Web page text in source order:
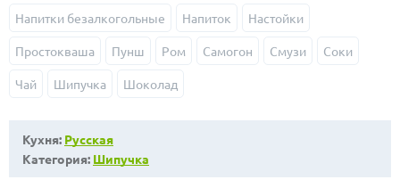
Напитки безалкогольные Напиток Настойки
Простокваша Пунш Ром Самогон Смузи Соки
Чай Шипучка Шоколад
Кухня: Русская
Категория: Шипучка